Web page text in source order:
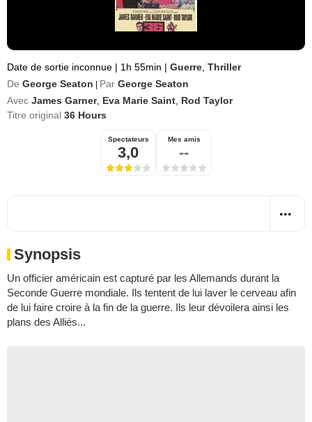
Date de sortie inconnue | 1h 55min | Guerre Thriller
De George Seaton Par George Seaton
Avec James Garner, Eva Marie Saint Rod Taylor
Titre original 36 Hours
Spectateurs
3,0
Mes amis
--
Synopsis
Un officier américain est capturé par les Allemands durant la
Seconde Guerre mondiale. Ils tentent de lui laver le cerveau afin
de lui faire croire à la fin de la guerre. Ils leur dévoilera ainsi les
plans des Alliés...